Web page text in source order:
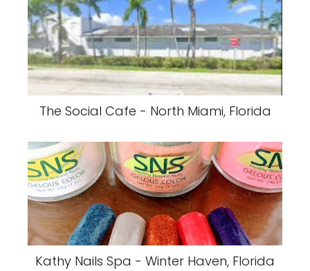
The Social Cafe - North Miami, Florida
Kathy Nails Spa - Winter Haven, Florida